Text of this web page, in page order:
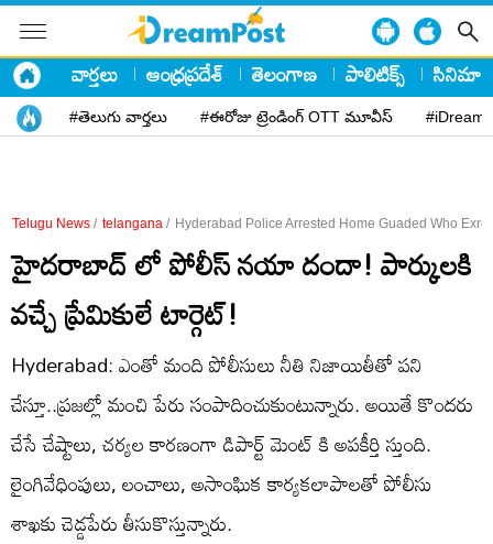
వార్తలు ఆంధ్రప్రదేశ్ తెలంగాణ పాలిటిక్స్ సినిమా
#తెలుగు వార్తలు #ఈరోజు ట్రెండింగ్ OTT మూవీస్
Telugu News / telangana / Hyderabad Police Arrested Home Guaded Who
హైదరాబాద్ లో పోలీస్ నయా దందా! పార్కులకి
వచ్చే ప్రేమికులే టార్గెట్!
Hyderabad: ఎంతో మంది పోలీసులు నీతి నిజాయితీతో పని
చేస్తూ..ప్రజల్లో మంచి పేరు సంపాదించుకుంటున్నారు. అయితే కొందరు
చేసే చేష్టాలు, చర్యల కారణంగా డిపార్ట్ మెంట్ కి అపకీర్తి స్తుంది.
లైంగివేధింపులు, లంచాలు, అసాంఘిక కార్యకలాపాలతో పోలీసు
శాఖకు చెడ్డపేరు తీసుకొస్తున్నారు.